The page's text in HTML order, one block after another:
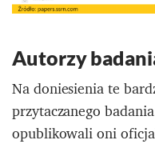
Autorzy
Na doniesienia te
przytaczanego
opublikowali oni